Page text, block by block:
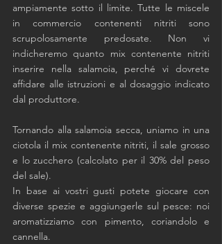
ampiamente sotto il limite. Tutte le miscele
in commercio contenenti nitriti sono
scrupolosamente predosate. Non vi
indicheremo quanto mix contenente nitriti
inserire nella salamoia, perché vi dovrete
affidare alle istruzioni e al dosaggio indicato
dal produttore.
Tornando alla salamoia secca, uniamo in una
ciotola il mix contenente nitriti, il sale grosso
e lo zucchero (calcolato per il 30% del peso
del sale).
In base ai vostri gusti potete giocare con
diverse spezie e aggiungerle sul pesce: noi
aromatizziamo con pimento, coriandolo e
cannella.